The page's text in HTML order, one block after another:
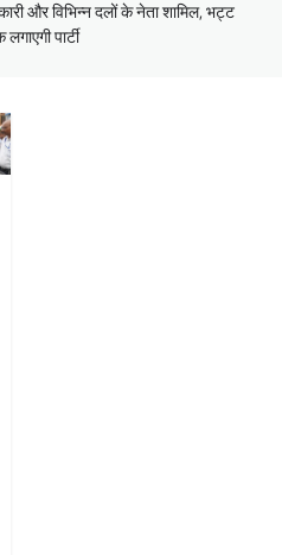
और विभिन्न दलों के नेता शामिल, भट्ट
पार्टी